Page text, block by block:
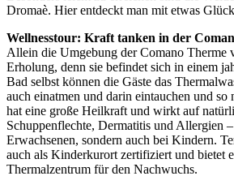
Dromaè. Hier entdeckt man mit etwas
Wellnesstour: Kraft tanken in der
Allein die Umgebung der Comano Therme
Erholung, denn sie befindet sich in einem
Bad selbst können die Gäste das
auch einatmen und darin eintauchen und so
hat eine große Heilkraft und wirkt auf
Schuppenflechte, Dermatitis und Allergien
Erwachsenen, sondern auch bei Kindern.
auch als Kinderkurort zertifiziert und bietet
Thermalzentrum für den Nachwuchs.